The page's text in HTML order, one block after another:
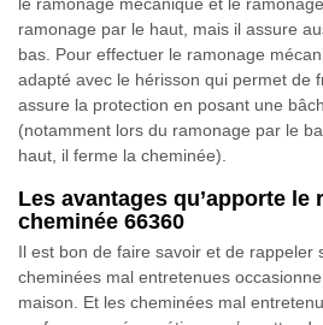
le ramonage mécanique et le
ramonage par le haut, mais il assure
bas. Pour effectuer le ramonage
adapté avec le hérisson qui permet de
assure la protection en posant une
(notamment lors du ramonage par le
haut, il ferme la cheminée).
Les avantages qu’apporte le
cheminée 66360
Il est bon de faire savoir et de rappeler
cheminées mal entretenues
maison. Et les cheminées mal